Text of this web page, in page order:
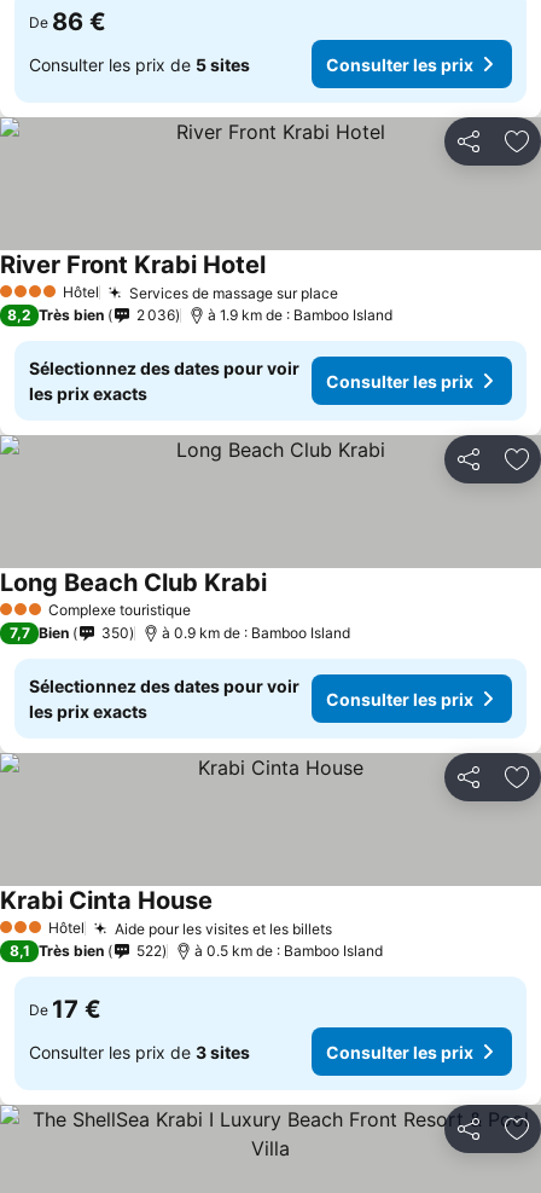
De 86 €
Consulter les prix de 5 sites Consulter les prix
Partager
4 Étoiles Hôtel Services de massage sur place
River Front Krabi Hotel
8,2 Très bien 2 036 à 1.9 km de : Bamboo Island
Sélectionnez des dates pour voir
les prix exacts
Consulter les prix
Partager
3 ÉtoilesComplexe touristique
Long Beach Club Krabi
7,7 Bien 350 à 0.9 km de : Bamboo Island
Sélectionnez des dates pour voir
les prix exacts
Consulter les prix
Partager
3 ÉtoilesHôtel Aide pour les visites et les billets
Krabi Cinta House
8,1 Très bien 522 à 0.5 km de : Bamboo Island
De 17 €
Consulter les prix de 3 sites Consulter les prix
Partager